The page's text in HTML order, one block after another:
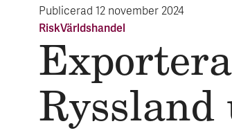
Publicerad 12 november 2024
RiskVärldshandel